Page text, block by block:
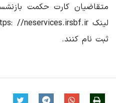
متقاضیان کارت حکمت
ثبت نام کنند.